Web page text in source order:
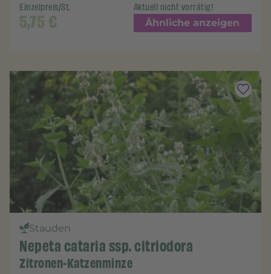
Einzelpreis/St.
5,75€
Aktuell nicht vorrätig!
Ähnliche anzeigen
Stauden
Nepeta cataria ssp. citriodora
Zitronen-Katzenminze